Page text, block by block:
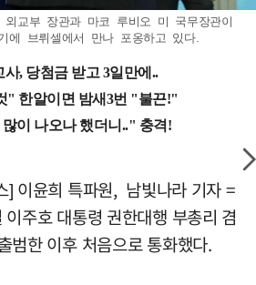
외교부 장관과 마코 루비오 미 국무장관이
에 브뤼셀에서 만나 포옹하고 있다.
] 이윤희 특파원, 남빛나라 기자 =
주호 대통령 권한대행 부총리 겸
범한 이후 처음으로 통화했다.